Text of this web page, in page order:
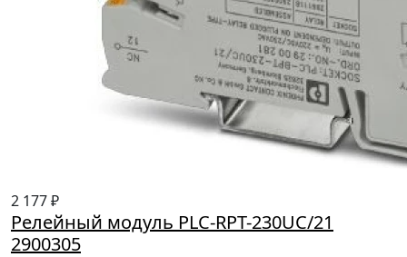
2 177 ₽
Релейный модуль PLC-RPT-230UC/21
2900305